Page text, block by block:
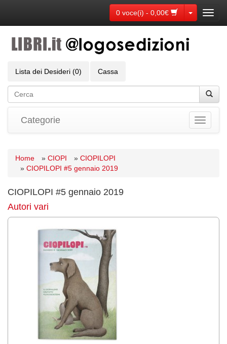
0 voce(i) - 0,00€ Toggle
Lista dei Desideri (0) Cassa
Toggle
Categorie
Home » CIOPI » CIOPILOPI
» CIOPILOPI #5 gennaio 2019
CIOPILOPI #5 gennaio 2019
Autori vari